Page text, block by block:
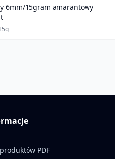
6mm/15gram amarantowy
PDF